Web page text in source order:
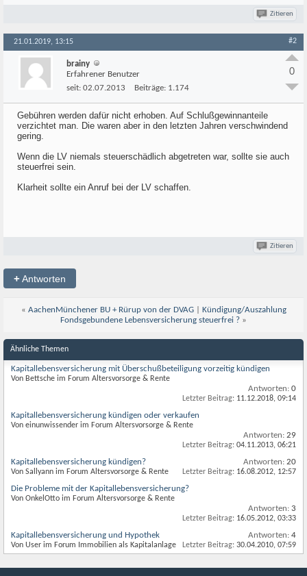
Zitieren
21.01.2019, 13:15 #2
brainy
Erfahrener Benutzer
seit: 02.07.2013 Beiträge: 1.174
0
Gebühren werden dafür nicht erhoben. Auf Schlußgewinnanteile
verzichtet man. Die waren aber in den letzten Jahren verschwindend
gering.
Wenn die LV niemals steuerschädlich abgetreten war, sollte sie auch
steuerfrei sein.
Klarheit sollte ein Anruf bei der LV schaffen.
Zitieren
+Antworten
« AachenMünchener BU + Rürup von der DVAG| Kündigung/Auszahlung
Fondsgebundene Lebensversicherung steuerfrei ? »
Ähnliche Themen
Kapitallebensversicherung mit Überschußbeteiligung vorzeitig kündigen
Von Bettsche im Forum Altersvorsorge & Rente
Antworten: 0
Letzter Beitrag: 11.12.2018, 09:14
Kapitallebensversicherung kündigen oder verkaufen
Von einunwissender im Forum Altersvorsorge & Rente
Antworten: 29
Letzter Beitrag: 04.11.2013, 06:21
Kapitallebensversicherung kündigen?
Von Sallyann im Forum Altersvorsorge & Rente
Antworten: 20
Letzter Beitrag: 16.08.2012, 12:57
Die Probleme mit der Kapitallebensversicherung?
Von OnkelOtto im Forum Altersvorsorge & Rente
Antworten: 3
Letzter Beitrag: 16.05.2012, 03:33
Kapitallebensversicherung und Hypothek
Von User im Forum Immobilien als Kapitalanlage
Antworten: 4
Letzter Beitrag: 30.04.2010, 07:59